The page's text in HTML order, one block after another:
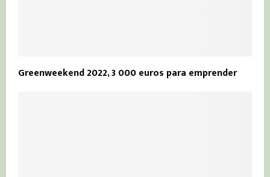
Greenweekend 2022, 3 000 euros para emprender